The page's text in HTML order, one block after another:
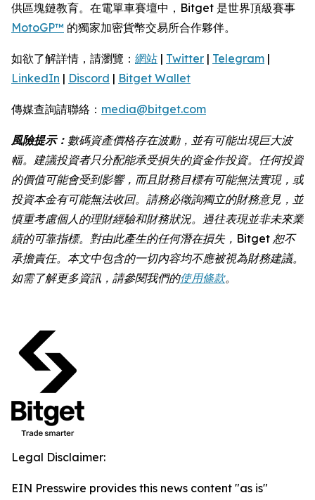
供區塊鏈教育。在電單車賽壇中，Bitget 是世界頂級賽事
MotoGP™ 的獨家加密貨幣交易所合作夥伴。
如欲了解詳情，請瀏覽： 網站 | Twitter | Telegram |
LinkedIn | Discord | Bitget Wallet
傳媒查詢請聯絡： media@bitget.com
風險提示： 數碼資產價格存在波動，並有可能出現巨大波
幅。建議投資者只分配能承受損失的資金作投資。任何投資
的價值可能會受到影響，而且財務目標有可能無法實現，或
投資本金有可能無法收回。請務必徵詢獨立的財務意見，並
慎重考慮個人的理財經驗和財務狀況。過往表現並非未來業
績的可靠指標。對由此產生的任何潛在損失，Bitget 恕不
承擔責任。本文中包含的一切內容均不應被視為財務建議。
如需了解更多資訊，請參閱我們的使用條款。
Legal Disclaimer:
EIN Presswire provides this news content "as is"